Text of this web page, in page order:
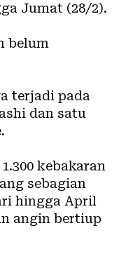
Jumat (28/2).
belum
terjadi pada
dan satu
kebakaran
sebagian
hingga April
angin bertiup